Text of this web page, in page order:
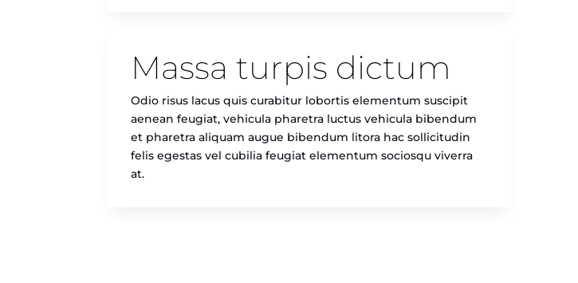
Massa turpis dictum
Odio risus lacus quis curabitur lobortis elementum suscipit
aenean feugiat, vehicula pharetra luctus vehicula bibendum
et pharetra aliquam augue bibendum litora hac sollicitudin
felis egestas vel cubilia feugiat elementum sociosqu viverra
at.